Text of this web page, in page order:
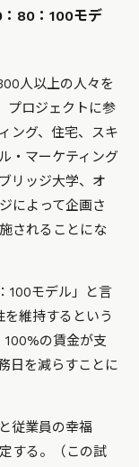
80：100モデ
人以上の人々を
プロジェクトに参
ング、住宅、スキ
・マーケティング
リッジ大学、オ
によって企画さ
されることにな
100モデル」と言
維持するという
の賃金が支
日を減らすことに
従業員の幸福
する。（この試